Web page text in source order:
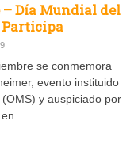
– Día Mundial del
Participa
se conmemora
evento instituido
y auspiciado por